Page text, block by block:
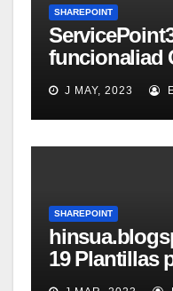
SHAREPOINT
funcionaliad
SharePoint
J MAY, 2023
SHAREPOINT
19 Plantillas
2010